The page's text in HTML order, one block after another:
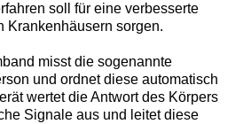
soll für eine verbesserte
Krankenhäusern sorgen.
misst die sogenannte
und ordnet diese automatisch
wertet die Antwort des Körpers
Signale aus und leitet diese